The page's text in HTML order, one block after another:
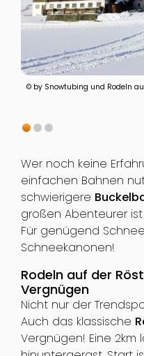
© by Snowtubing und Rodeln
Wer noch keine
einfachen Bahnen
schwierigere
großen Abenteurer
Für genügend
Schneekanonen!
Rodeln auf der
Vergnügen
Nicht nur der
Auch das klassische
Vergnügen! Eine 2km